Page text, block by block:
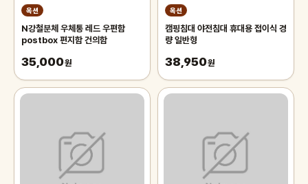
옥션
N강철분체 우체통 레드 우편함
postbox 편지함 건의함
35,000원
옥션
캠핑침대 야전침대 휴대용 접이식 경
량 일반형
38,950원